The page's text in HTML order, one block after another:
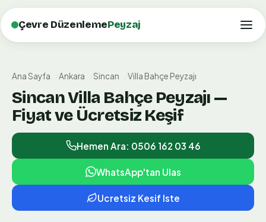
Çevre DüzenlemePeyzaj
Ana Sayfa Ankara Sincan Villa Bahçe Peyzajı
Sincan Villa Bahçe Peyzajı —
Fiyat ve Ücretsiz Keşif
Hemen Ara: 0506 162 03 46
WhatsApp'tan Ulas
Ucretsiz Kesif Iste